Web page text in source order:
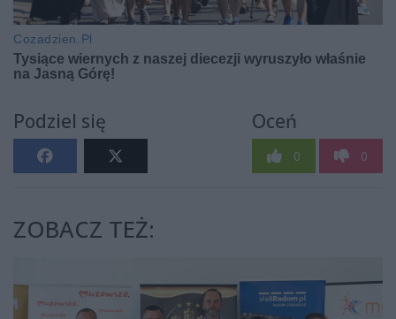
Podziel się Oceń
0 0
ZOBACZ TEŻ: